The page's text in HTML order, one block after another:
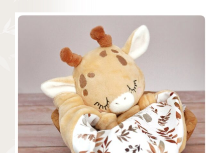
récent
au
plus
ancien